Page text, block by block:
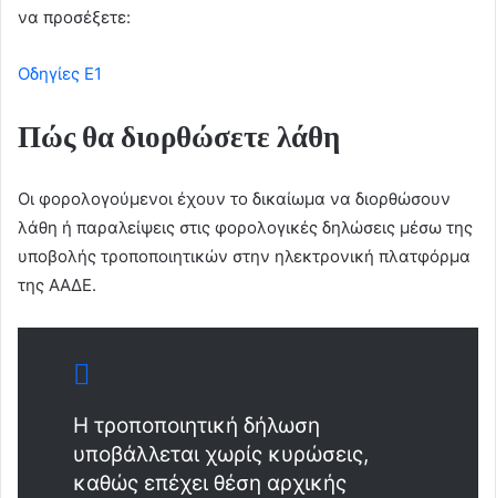
να προσέξετε:
Οδηγίες Ε1
Πώς θα διορθώσετε λάθη
Οι φορολογούμενοι έχουν το δικαίωμα να διορθώσουν
λάθη ή παραλείψεις στις φορολογικές δηλώσεις μέσω της
υποβολής τροποποιητικών στην ηλεκτρονική πλατφόρμα
της ΑΑΔΕ.
Η τροποποιητική δήλωση
υποβάλλεται χωρίς κυρώσεις,
καθώς επέχει θέση αρχικής